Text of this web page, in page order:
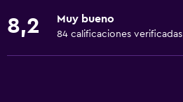
Toallas
8,2 Muy bueno
84 calificaciones verificadas